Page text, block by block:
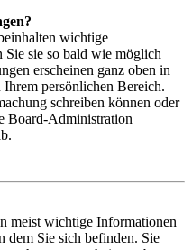
wichtige
Sie sie so bald wie möglich
erscheinen ganz oben in
persönlichen Bereich.
schreiben können oder
Board-Administration
meist wichtige Informationen
dem Sie sich befinden. Sie